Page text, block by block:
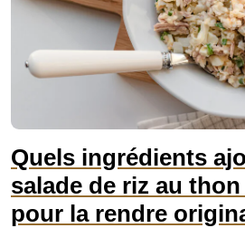
Quels ingrédients
salade de riz au
pour la rendre